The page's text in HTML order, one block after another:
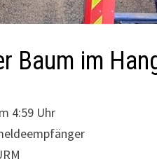
Baum im
4:59 Uhr